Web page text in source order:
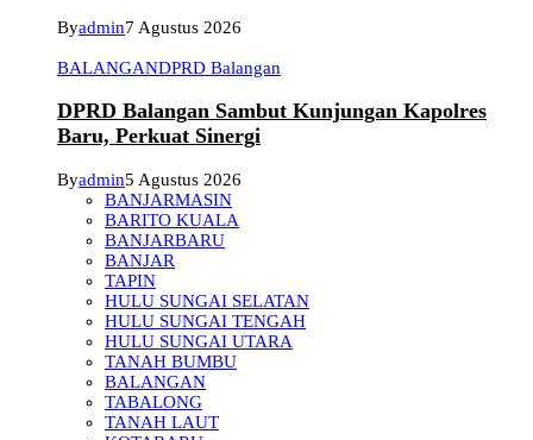
Byadmin7 Agustus 2026
BALANGANDPRD Balangan
DPRD Balangan Sambut Kunjungan Kapolres
Baru, Perkuat Sinergi
Byadmin5 Agustus 2026
BANJARMASIN
BARITO KUALA
BANJARBARU
BANJAR
TAPIN
HULU SUNGAI SELATAN
HULU SUNGAI TENGAH
HULU SUNGAI UTARA
TANAH BUMBU
BALANGAN
TABALONG
TANAH LAUT